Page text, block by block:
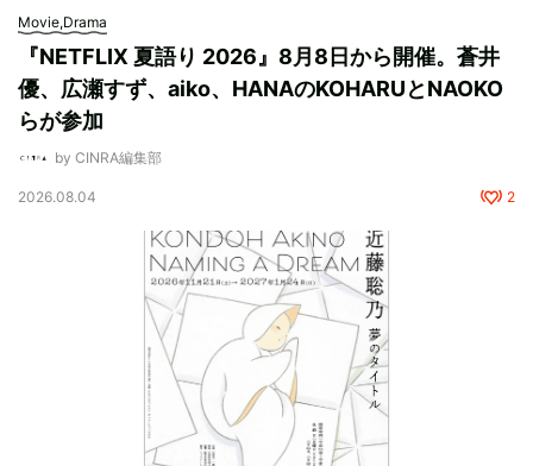
Movie,Drama
『NETFLIX 夏語り 2026』8月8日から開催。蒼井
優、広瀬すず、aiko、HANAのKOHARUとNAOKO
らが参加
by CINRA編集部
2026.08.04 2